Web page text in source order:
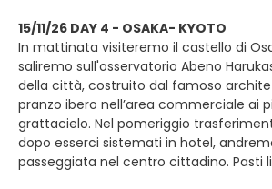
15/11/26 DAY 4 - OSAKA- KYOTO
In mattinata visiteremo il castello di
saliremo sull'osservatorio Abeno
della città, costruito dal famoso
pranzo ibero nell’area commerciale ai
grattacielo. Nel pomeriggio
dopo esserci sistemati in hotel,
passeggiata nel centro cittadino. Pasti